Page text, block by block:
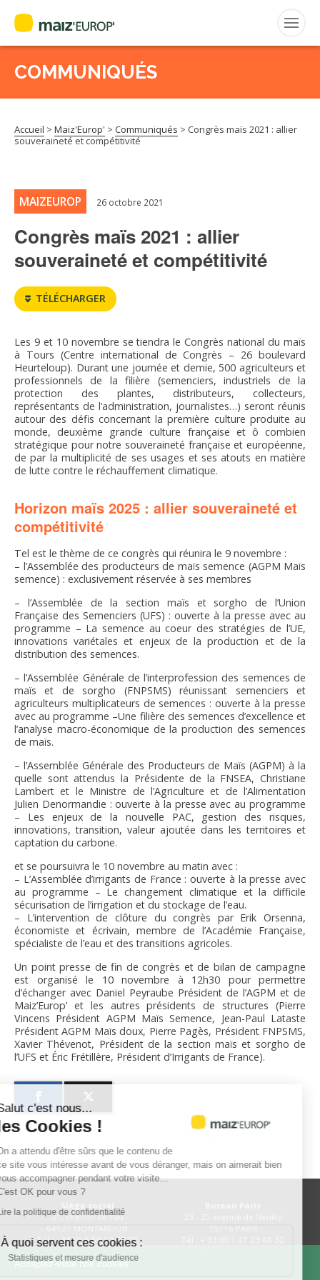
Rechercher
:
MAIZ’EUROP’
AGPM MAÏS DOUX
AGPM MAÏS SEMENCE
CEPM
IRRIGANTS DE FRANCE
GERM-SERVICES
COMMUNIQUÉS
Accueil > Maiz'Europ' > Communiqués > Congrès maïs 2021 : allier
souveraineté et compétitivité
MAIZEUROP 26 octobre 2021
Congrès maïs 2021 : allier
souveraineté et compétitivité
TÉLÉCHARGER
Les 9 et 10 novembre se tiendra le Congrès national du maïs
à Tours (Centre international de Congrès – 26 boulevard
Heurteloup). Durant une journée et demie, 500 agriculteurs et
professionnels de la filière (semenciers, industriels de la
protection des plantes, distributeurs, collecteurs,
représentants de l’administration, journalistes…) seront réunis
autour des défis concernant la première culture produite au
monde, deuxième grande culture française et ô combien
stratégique pour notre souveraineté française et européenne,
de par la multiplicité de ses usages et ses atouts en matière
de lutte contre le réchauffement climatique.
Horizon maïs 2025 : allier souveraineté et
compétitivité
Tel est le thème de ce congrès qui réunira le 9 novembre :
– l’Assemblée des producteurs de maïs semence (AGPM Maïs
semence) : exclusivement réservée à ses membres
– l’Assemblée de la section maïs et sorgho de l’Union
Française des Semenciers (UFS) : ouverte à la presse avec au
programme – La semence au coeur des stratégies de l’UE,
innovations variétales et enjeux de la production et de la
distribution des semences.
– l’Assemblée Générale de l’interprofession des semences de
maïs et de sorgho (FNPSMS) réunissant semenciers et
agriculteurs multiplicateurs de semences : ouverte à la presse
avec au programme –Une filière des semences d’excellence et
l’analyse macro-économique de la production des semences
de maïs.
– l’Assemblée Générale des Producteurs de Maïs (AGPM) à la
quelle sont attendus la Présidente de la FNSEA, Christiane
Lambert et le Ministre de l’Agriculture et de l’Alimentation
Julien Denormandie : ouverte à la presse avec au programme
– Les enjeux de la nouvelle PAC, gestion des risques,
innovations, transition, valeur ajoutée dans les territoires et
captation du carbone.
et se poursuivra le 10 novembre au matin avec :
– L’Assemblée d’irrigants de France : ouverte à la presse avec
au programme – Le changement climatique et la difficile
sécurisation de l’irrigation et du stockage de l’eau.
– L’intervention de clôture du congrès par Erik Orsenna,
économiste et écrivain, membre de l’Académie Française,
spécialiste de l’eau et des transitions agricoles.
Un point presse de fin de congrès et de bilan de campagne
est organisé le 10 novembre à 12h30 pour permettre
d’échanger avec Daniel Peyraube Président de l’AGPM et de
Maiz’Europ’ et les autres présidents de structures (Pierre
Vincens Président AGPM Maïs Semence, Jean-Paul Lataste
Président AGPM Maïs doux, Pierre Pagès, Président FNPSMS,
Xavier Thévenot, Président de la section maïs et sorgho de
l’UFS et Éric Frétillère, Président d’Irrigants de France).
21, chemin de Pau
64121 MONTARDON
Tél : +33 (0) 5 59 12 67 00
75116 PARIS
Acceptez-vous nos cookies
Salut c'est nous...
les Cookies !
On a attendu d'être sûrs que le contenu de
ce site vous intéresse avant de vous déranger, mais on aimerait bien
vous accompagner pendant votre visite...
C'est OK pour vous ?
Lire la politique de confidentialité
À quoi servent ces cookies :
Statistiques et mesure d'audience